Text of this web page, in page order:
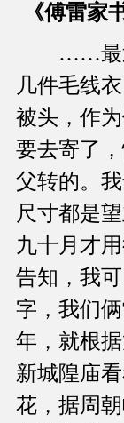
《傅雷家
……最近
几件毛线
被头，作
要去寄了
父转的。
尺寸都是
九十月才
告知，我
字，我们
年，就根
新城隍庙
花，据周